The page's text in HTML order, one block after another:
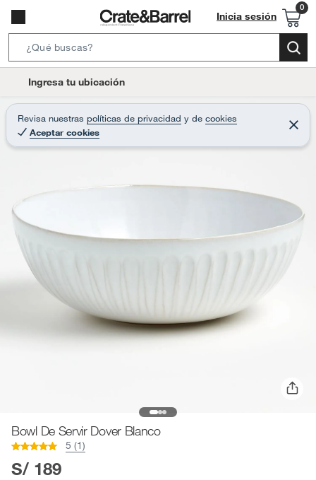
Inicia sesión
e
r
c
r
t
Ingresa tu ubicación
Revisa nuestras políticas de privacidad y de cookies
Aceptar cookies
C
e
r
Bowl De Servir Dover Blanco
5 (1)
S/ 189